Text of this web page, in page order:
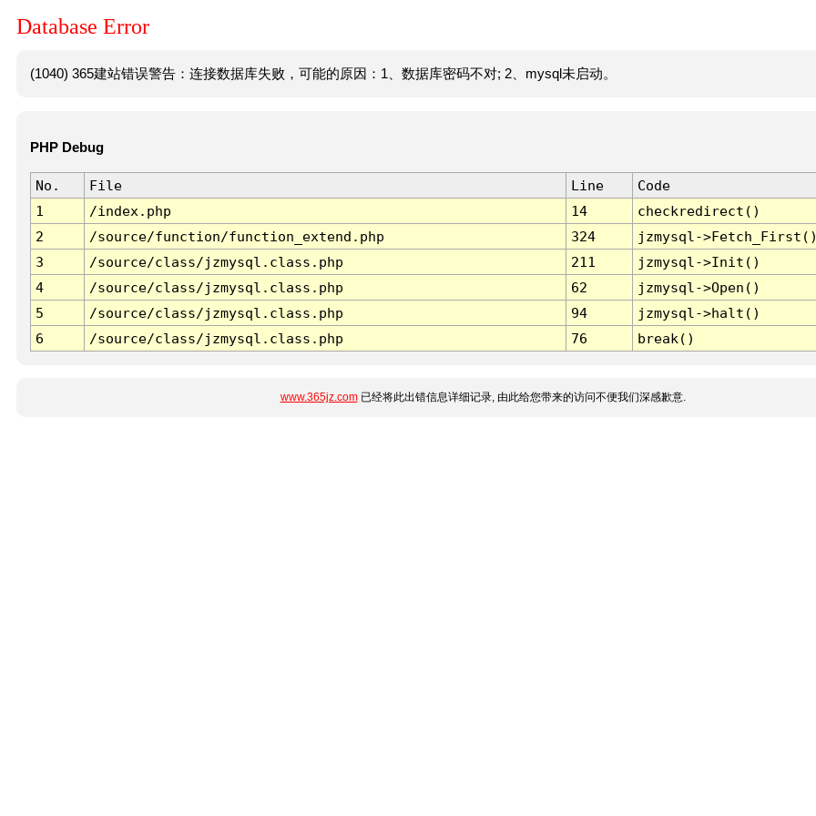
Database Error
(1040) 365建站错误警告：连接数据库失败，可能的原因：1、数据库密码不对; 2、mysql未启动。
PHP Debug
No. File Line
Code
1
/index.php 14
checkredirect()
2
/source/function/function_extend.php 324
jzmysql-
3
/source/class/jzmysql.class.php 211
jzmysql->Init()
4
/source/class/jzmysql.class.php 62
jzmysql->Open()
5
/source/class/jzmysql.class.php 94
jzmysql->halt()
6
/source/class/jzmysql.class.php 76 break()
www.365jz.com已经将此出错信息详细记录, 由此给您带来的访问不便我们深感歉意.